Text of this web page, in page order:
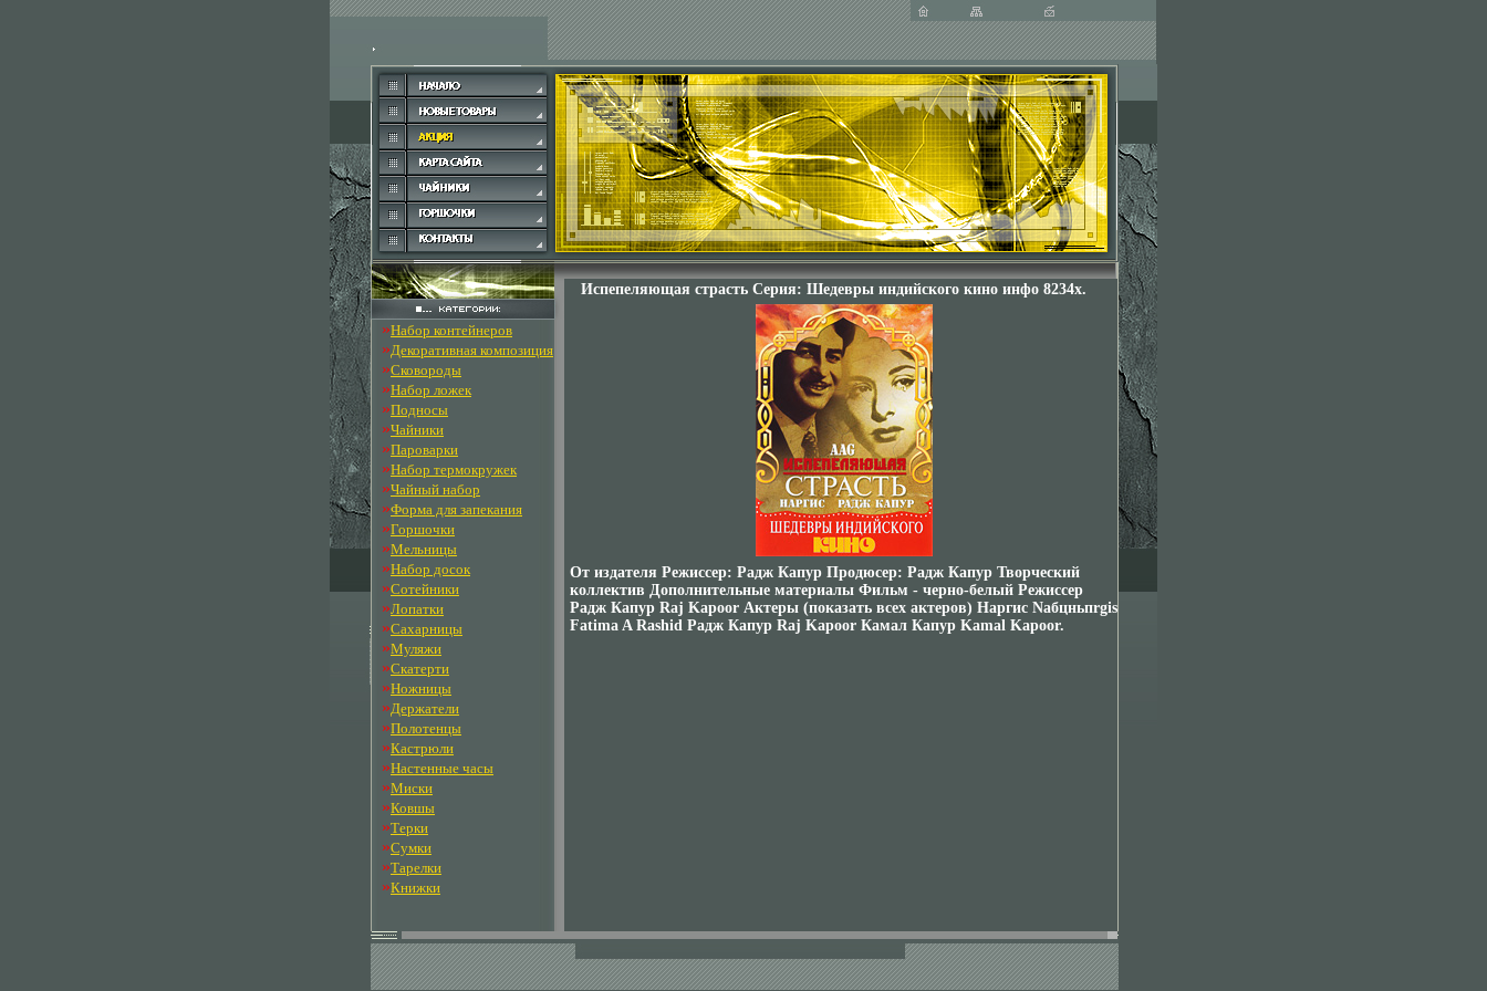
»Набор контейнеров
»Декоративная композиция
»Сковороды
»Набор ложек
»Подносы
»Чайники
»Пароварки
»Набор термокружек
»Чайный набор
»Форма для запекания
»Горшочки
»Мельницы
»Набор досок
»Сотейники
»Лопатки
»Сахарницы
»Муляжи
»Скатерти
»Ножницы
»Держатели
»Полотенцы
»Кастрюли
»Настенные часы
»Миски
»Ковшы
»Терки
»Сумки
»Тарелки
»Книжки
Испепеляющая страсть Серия: Шедевры индийского кино инфо 8234x.
От издателя Режиссер: Радж Капур Продюсер: Радж Капур Творческий
коллектив Дополнительные материалы Фильм - черно-белый Режиссер
Радж Капур Raj Kapoor Актеры (показать всех актеров) Наргис Naбцньпrgis
Fatima A Rashid Радж Капур Raj Kapoor Камал Капур Kamal Kapoor.